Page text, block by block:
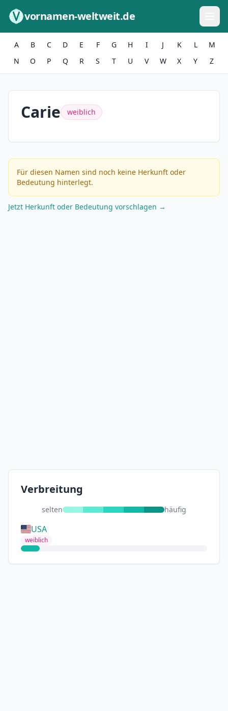
vornamen-weltweit.de
A B C D E F G H I J K L
M
N
O P Q R S T U V W X Y Z
Carie weiblich
Für diesen Namen sind noch keine Herkunft oder
Bedeutung hinterlegt.
Jetzt Herkunft oder Bedeutung vorschlagen →
Verbreitung
selten häufig
USA
weiblich